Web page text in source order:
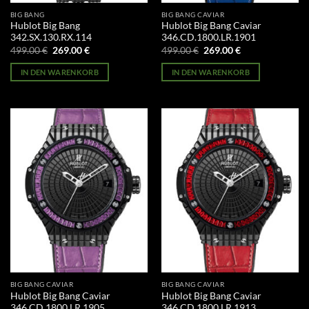
BIG BANG
Hublot Big Bang
342.SX.130.RX.114
499.00€ Ursprünglicher
war:
499.00 €
269.00€Aktueller
ist:
269.00 €.
IN DEN WARENKORB
BIG BANG CAVIAR
Hublot Big Bang Caviar
346.CD.1800.LR.1901
499.00€ Ursprünglicher
war:
499.00 €
269.00€Aktueller
ist:
269.00 €.
IN DEN WARENKORB
BIG BANG CAVIAR
Hublot Big Bang Caviar
BIG BANG CAVIAR
Hublot Big Bang Caviar